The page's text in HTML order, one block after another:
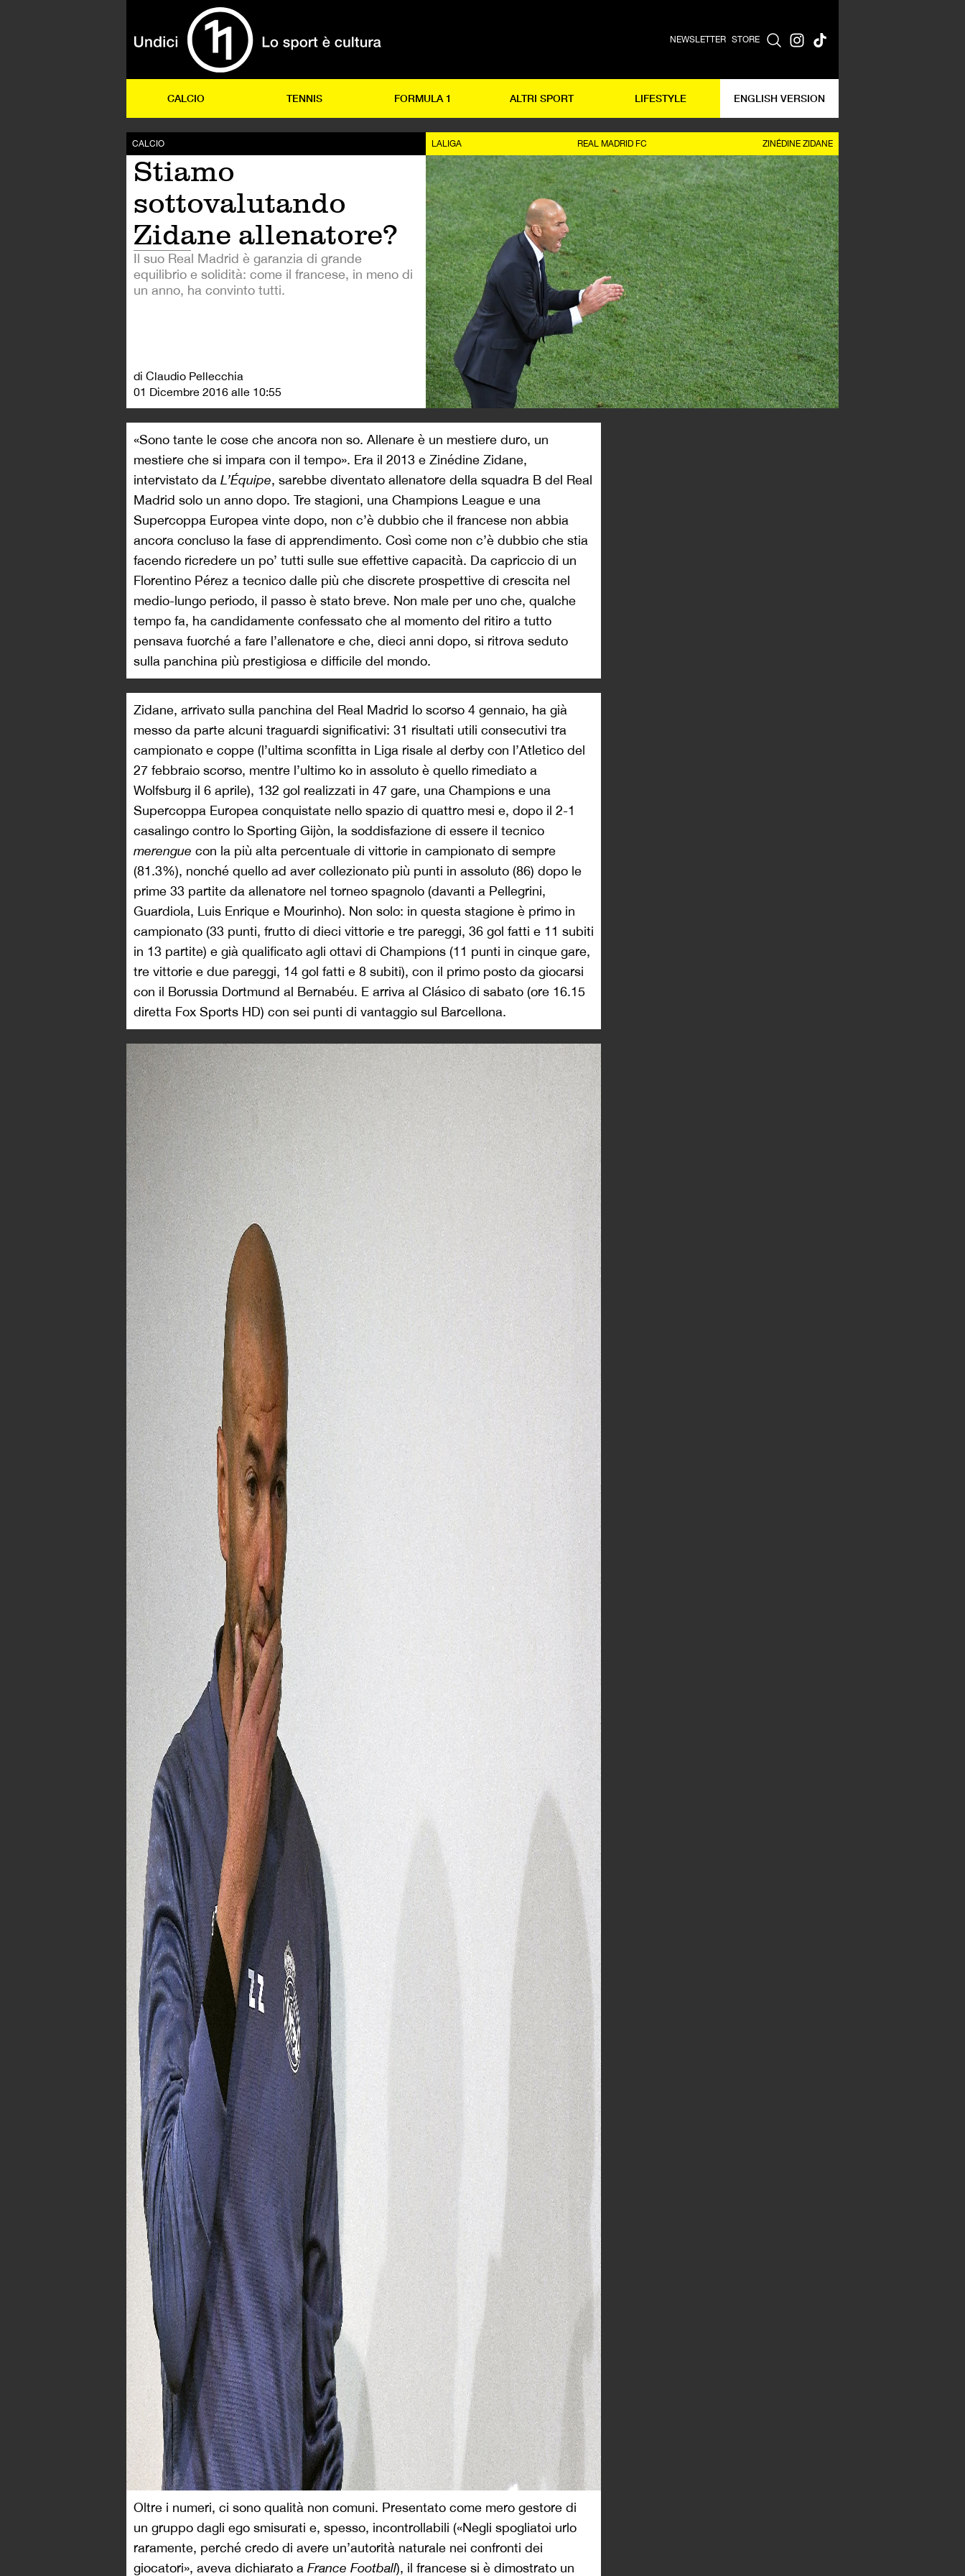
NEWSLETTER STORE
CALCIO TENNIS FORMULA 1 ALTRI SPORT LIFESTYLE ENGLISH VERSION
CALCIO
Stiamo
sottovalutando
Zidane allenatore?
Il suo Real Madrid è garanzia di grande
equilibrio e solidità: come il francese, in meno di
un anno, ha convinto tutti.
di Claudio Pellecchia
01 Dicembre 2016 alle 10:55
LALIGA REAL MADRID FC ZINÉDINE ZIDANE
«Sono tante le cose che ancora non so. Allenare è un mestiere duro, un
mestiere che si impara con il tempo». Era il 2013 e Zinédine Zidane,
intervistato da L’Équipe, sarebbe diventato allenatore della squadra B del Real
Madrid solo un anno dopo. Tre stagioni, una Champions League e una
Supercoppa Europea vinte dopo, non c’è dubbio che il francese non abbia
ancora concluso la fase di apprendimento. Così come non c’è dubbio che stia
facendo ricredere un po’ tutti sulle sue effettive capacità. Da capriccio di un
Florentino Pérez a tecnico dalle più che discrete prospettive di crescita nel
medio-lungo periodo, il passo è stato breve. Non male per uno che, qualche
tempo fa, ha candidamente confessato che al momento del ritiro a tutto
pensava fuorché a fare l’allenatore e che, dieci anni dopo, si ritrova seduto
sulla panchina più prestigiosa e difficile del mondo.
Zidane, arrivato sulla panchina del Real Madrid lo scorso 4 gennaio, ha già
messo da parte alcuni traguardi significativi: 31 risultati utili consecutivi tra
campionato e coppe (l’ultima sconfitta in Liga risale al derby con l’Atletico del
27 febbraio scorso, mentre l’ultimo ko in assoluto è quello rimediato a
Wolfsburg il 6 aprile), 132 gol realizzati in 47 gare, una Champions e una
Supercoppa Europea conquistate nello spazio di quattro mesi e, dopo il 2-1
casalingo contro lo Sporting Gijòn, la soddisfazione di essere il tecnico
merengue con la più alta percentuale di vittorie in campionato di sempre
(81.3%), nonché quello ad aver collezionato più punti in assoluto (86) dopo le
prime 33 partite da allenatore nel torneo spagnolo (davanti a Pellegrini,
Guardiola, Luis Enrique e Mourinho). Non solo: in questa stagione è primo in
campionato (33 punti, frutto di dieci vittorie e tre pareggi, 36 gol fatti e 11 subiti
in 13 partite) e già qualificato agli ottavi di Champions (11 punti in cinque gare,
tre vittorie e due pareggi, 14 gol fatti e 8 subiti), con il primo posto da giocarsi
con il Borussia Dortmund al Bernabéu. E arriva al Clásico di sabato (ore 16.15
diretta Fox Sports HD) con sei punti di vantaggio sul Barcellona.
Oltre i numeri, ci sono qualità non comuni. Presentato come mero gestore di
un gruppo dagli ego smisurati e, spesso, incontrollabili («Negli spogliatoi urlo
raramente, perché credo di avere un’autorità naturale nei confronti dei
giocatori», aveva dichiarato a France Football), il francese si è dimostrato un